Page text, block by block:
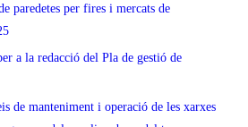
paredetes per fires i mercats de
a la redacció del Pla de gestió de
de manteniment i operació de les xarxes